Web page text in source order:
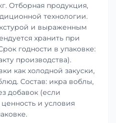
Отборная продукция,
технологии.
и выраженным
хранить при
годности в упаковке:
производства).
как холодной закуски,
Состав: икра воблы,
добавок (если
и условия